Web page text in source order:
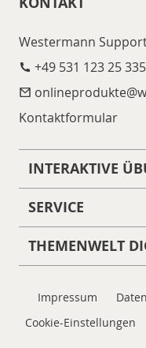
Westermann
+49 531 123 25 335
Kontaktformular
INTERAKTIVE
SERVICE
THEMENWELT
Impressum
Cookie-Einstellungen